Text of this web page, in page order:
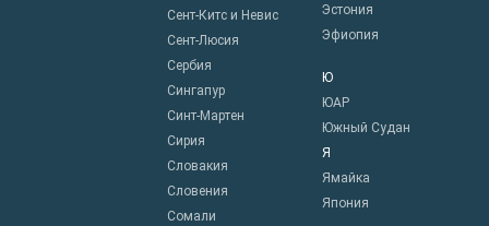
Сент-Китс и Невис
Сент-Люсия
Сербия
Сингапур
Синт-Мартен
Сирия
Словакия
Словения
Сомали
Эстония
Эфиопия
Ю
ЮАР
Южный Судан
Я
Ямайка
Япония